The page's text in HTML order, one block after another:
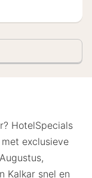
HotelSpecials
exclusieve
Kalkar snel en